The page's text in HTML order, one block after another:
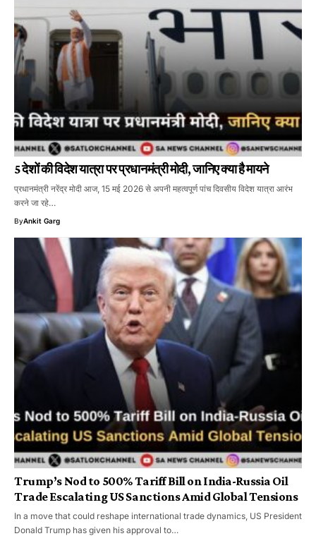
5 देशों की विदेश यात्रा पर प्रधानमंत्री मोदी, जानिए क्या है मायने
प्रधानमंत्री नरेंद्र मोदी आज, 15 मई 2026 से अपनी महत्वपूर्ण पांच दिवसीय विदेश यात्रा आरंभ
करने जा रहे…
ByAnkit Garg
Trump’s Nod to 500% Tariff Bill on India-Russia Oil
Trade Escalating US Sanctions Amid Global Tensions
In a move that could reshape international trade dynamics, US President
Donald Trump has given his approval to…